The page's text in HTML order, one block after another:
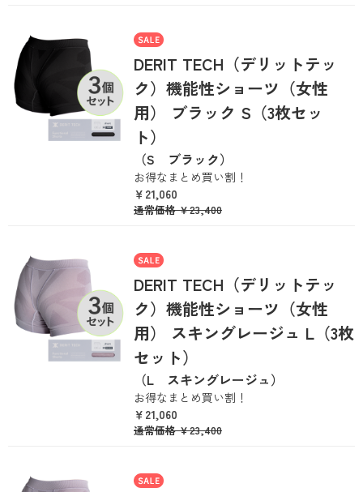
DERIT TECH（デリットテッ
ク）機能性ショーツ（女性
用） ブラック S（3枚セッ
ト）
（S ブラック）
お得なまとめ買い割！
￥21,060
通常価格￥23,400
DERIT TECH（デリットテッ
ク）機能性ショーツ（女性
用） スキングレージュ L（3枚
セット）
（L スキングレージュ）
お得なまとめ買い割！
￥21,060
通常価格￥23,400